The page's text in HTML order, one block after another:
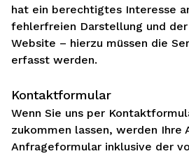
hat ein berechtigtes Interesse
fehlerfreien Darstellung und
Website – hierzu müssen die
erfasst werden.
Kontaktformular
Wenn Sie uns per
zukommen lassen, werden Ihre
Anfrageformular inklusive der